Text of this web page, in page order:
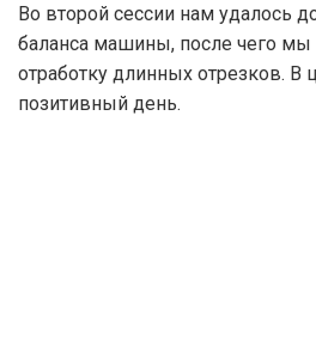
Во второй сессии нам удалось
баланса машины, после чего
отработку длинных отрезков. В
позитивный день.